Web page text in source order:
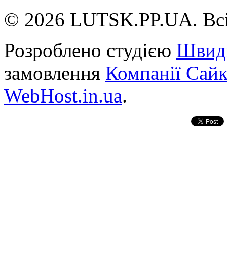
© 2026 LUTSK.PP.UA.
Розроблено студією
замовлення Компанії
WebHost.in.ua.